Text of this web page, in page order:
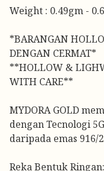
Weight : 0.49gm -
*BARANGAN
DENGAN CERMAT*
**HOLLOW &
WITH CARE**
MYDORA GOLD
dengan Tecnologi
daripada emas 916/
Reka Bentuk Ringan: